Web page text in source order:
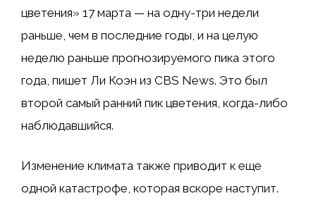
цветения» 17 марта — на одну-три недели
раньше, чем в последние годы, и на целую
неделю раньше прогнозируемого пика этого
года, пишет Ли Коэн из CBS News. Это был
второй самый ранний пик цветения, когда-либо
наблюдавшийся.
Изменение климата также приводит к еще
одной катастрофе, которая вскоре наступит.